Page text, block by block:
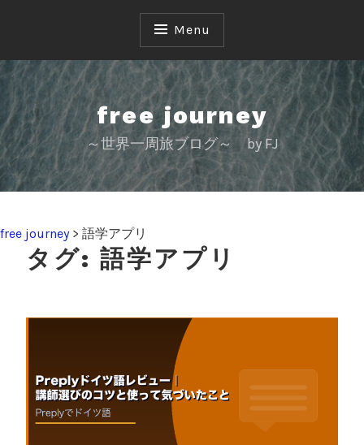
c
o
n
t
Menu
free journey
～世界一周旅ブログ～ by FJ
free journey> 語学アプリ
タグ: 語学アプリ